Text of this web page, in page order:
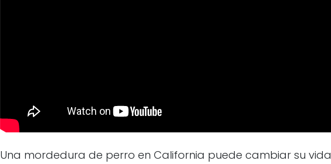
Una mordedura de perro en California puede cambiar su